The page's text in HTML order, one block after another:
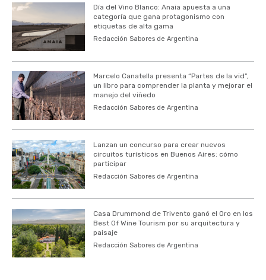
Día del Vino Blanco: Anaia apuesta a una
categoría que gana protagonismo con
etiquetas de alta gama
Redacción Sabores de Argentina
Marcelo Canatella presenta “Partes de la vid”,
un libro para comprender la planta y mejorar el
manejo del viñedo
Redacción Sabores de Argentina
Lanzan un concurso para crear nuevos
circuitos turísticos en Buenos Aires: cómo
participar
Redacción Sabores de Argentina
Casa Drummond de Trivento ganó el Oro en los
Best Of Wine Tourism por su arquitectura y
paisaje
Redacción Sabores de Argentina